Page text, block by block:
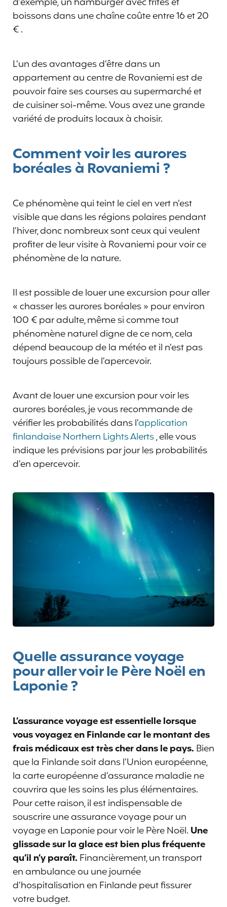
boissons dans une chaîne coûte entre 16 et 20
€ .
L’un des avantages d’être dans un
appartement au centre de Rovaniemi est de
pouvoir faire ses courses au supermarché et
de cuisiner soi-même. Vous avez une grande
variété de produits locaux à choisir.
Comment voir les aurores
boréales à Rovaniemi ?
Ce phénomène qui teint le ciel en vert n’est
visible que dans les régions polaires pendant
l’hiver, donc nombreux sont ceux qui veulent
profiter de leur visite à Rovaniemi pour voir ce
phénomène de la nature.
Il est possible de louer une excursion pour aller
« chasser les aurores boréales » pour environ
100 € par adulte, même si comme tout
phénomène naturel digne de ce nom, cela
dépend beaucoup de la météo et il n’est pas
toujours possible de l’apercevoir.
Avant de louer une excursion pour voir les
aurores boréales, je vous recommande de
vérifier les probabilités dans l’application
finlandaise Northern Lights Alerts, elle vous
indique les prévisions par jour les probabilités
d’en apercevoir.
Quelle assurance voyage
pour aller voir le Père Noël en
Laponie ?
L’assurance voyage est essentielle lorsque
vous voyagez en Finlande car le montant des
frais médicaux est très cher dans le pays. Bien
que la Finlande soit dans l’Union européenne,
la carte européenne d’assurance maladie ne
couvrira que les soins les plus élémentaires.
Pour cette raison, il est indispensable de
souscrire une assurance voyage pour un
voyage en Laponie pour voir le Père Noël. Une
glissade sur la glace est bien plus fréquente
qu’il n’y paraît. Financièrement, un transport
en ambulance ou une journée
d’hospitalisation en Finlande peut fissurer
votre budget.